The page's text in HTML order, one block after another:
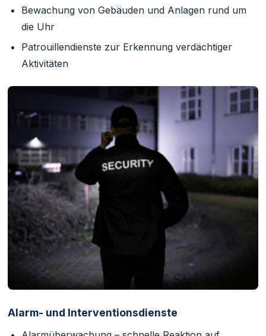
Bewachung von Gebäuden und Anlagen rund um
die Uhr
Patrouillendienste zur Erkennung verdächtiger
Aktivitäten
Alarm- und Interventionsdienste